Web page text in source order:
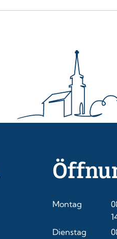
Montag
Dienstag